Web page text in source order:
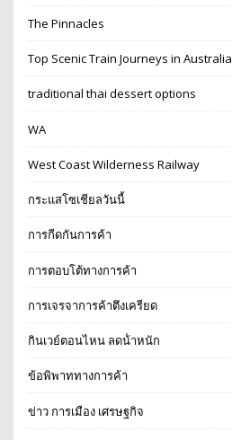
The Pinnacles
Top Scenic Train Journeys in Australia
traditional thai dessert options
WA
West Coast Wilderness Railway
กระแสโซเชียลวันนี้
การกีดกันการค้า
การตอบโต้ทางการค้า
การเจรจาการค้าตึงเครียด
กินเวย์ตอนไหน ลดน้ําหนัก
ข้อพิพาททางการค้า
ข่าว การเมือง เศรษฐกิจ